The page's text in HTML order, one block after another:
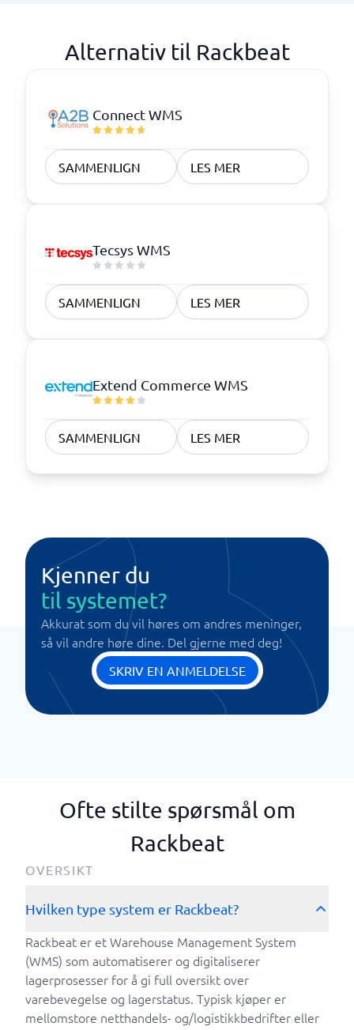
Alternativ til Rackbeat
Connect WMS
SAMMENLIGN LES MER
Tecsys WMS
SAMMENLIGN LES MER
Extend Commerce WMS
SAMMENLIGN LES MER
Kjenner du
til systemet?
Akkurat som du vil høres om andres meninger,
så vil andre høre dine. Del gjerne med deg!
SKRIV EN ANMELDELSE
Ofte stilte spørsmål om
Rackbeat
OVERSIKT
Hvilken type system er Rackbeat?
Rackbeat er et Warehouse Management System
(WMS) som automatiserer og digitaliserer
lagerprosesser for å gi full oversikt over
varebevegelse og lagerstatus. Typisk kjøper er
mellomstore netthandels- og/logistikkbedrifter eller